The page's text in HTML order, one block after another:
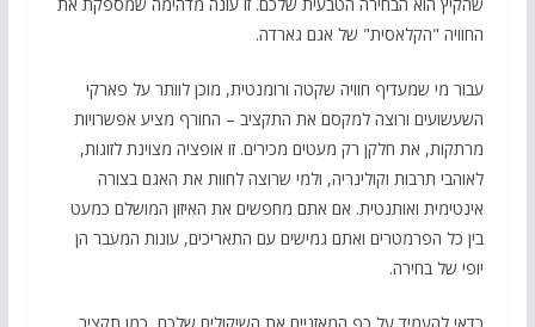
החוויה "הקלאסית" של אגם גארדה.
עבור מי שמעדיף חוויה שקטה ורומנטית, מוכן לוותר על פארקי
השעשועים ורוצה למקסם את התקציב – החורף מציע אפשרויות
מרתקות, את חלקן רק מעטים מכירים. זו אופציה מצוינת לזוגות,
לאוהבי תרבות וקולינריה, ולמי שרוצה לחוות את האגם בצורה
אינטימית ואותנטית. אם אתם מחפשים את האיזון המושלם כמעט
בין כל הפרמטרים ואתם גמישים עם התאריכים, עונות המעבר הן
יופי של בחירה.